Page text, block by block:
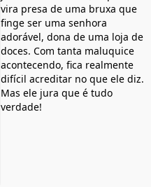
vira presa de uma bruxa que
finge ser uma senhora
adorável, dona de uma loja de
doces. Com tanta maluquice
acontecendo, fica realmente
difícil acreditar no que ele diz.
Mas ele jura que é tudo
verdade!